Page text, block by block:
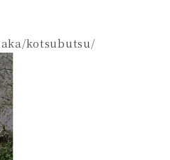
kotsubutsu/